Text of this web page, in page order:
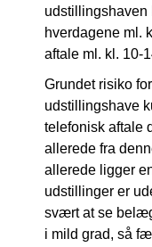
udstillingshaven
hverdagene ml.
aftale ml. kl. 10-
Grundet risiko
udstillingshave
telefonisk aftale
allerede fra
allerede ligger
udstillinger er
svært at se
i mild grad, så